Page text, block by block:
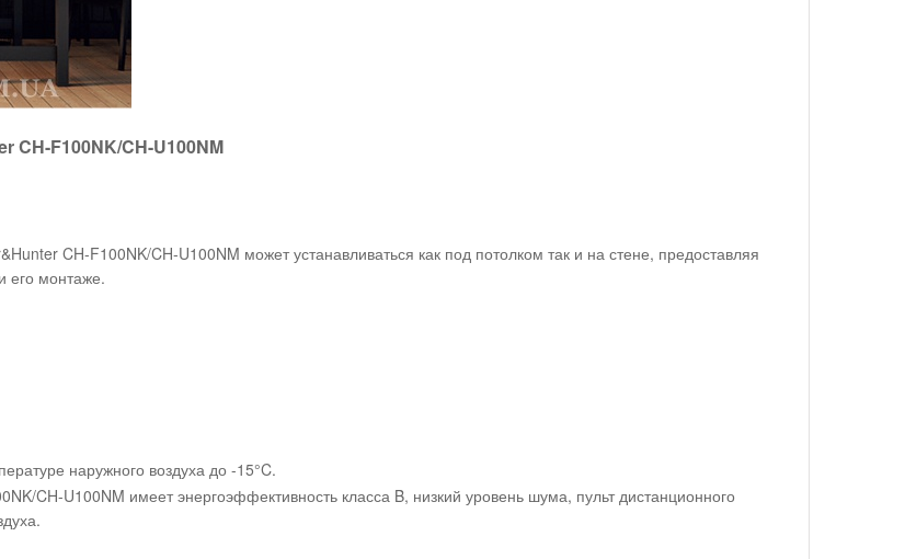
F100NK/CH-U100NM
CH-F100NK/CH-U100NM может устанавливаться как под потолком так и на стене, предоставляя
его монтаже.
наружного воздуха до -15°C.
CH-U100NM имеет энергоэффективность класса B, низкий уровень шума, пульт дистанционного